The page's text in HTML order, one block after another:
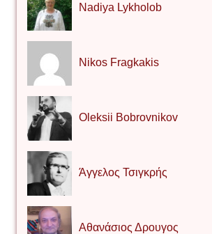
Nadiya Lykholob
Nikos Fragkakis
Oleksii Bobrovnikov
Άγγελος Τσιγκρής
Αθανάσιος Δρουγος